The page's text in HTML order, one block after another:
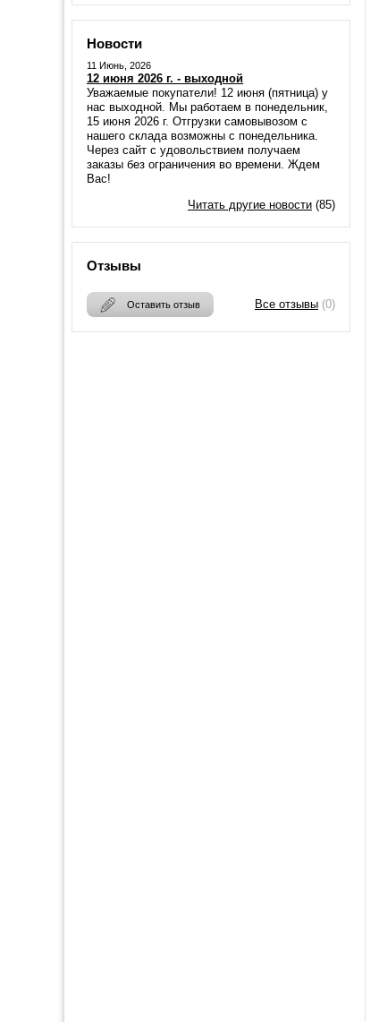
Новости
11 Июнь, 2026
12 июня 2026 г. - выходной
Уважаемые покупатели! 12 июня (пятница) у
нас выходной. Мы работаем в понедельник,
15 июня 2026 г. Отгрузки самовывозом с
нашего склада возможны с понедельника.
Через сайт с удовольствием получаем
заказы без ограничения во времени. Ждем
Вас!
Читать другие новости (85)
Отзывы
Оставить отзыв Все отзывы (0)